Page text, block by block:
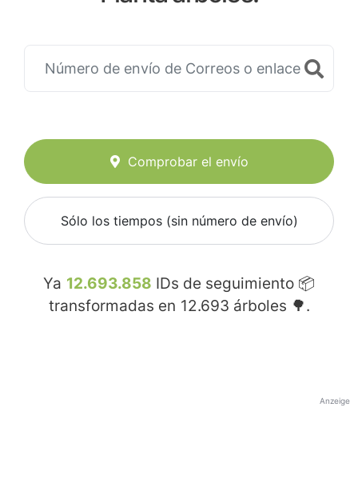
Comprobar el envío
Sólo los tiempos (sin número de envío)
Ya 12.693.858 IDs de seguimiento 📦
transformadas en 12.693 árboles 🌳.
Anzeige